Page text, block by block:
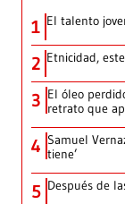
1 El talento
2 Etnicidad,
3 El óleo
retrato que
4 Samuel
tiene’
5 Después de